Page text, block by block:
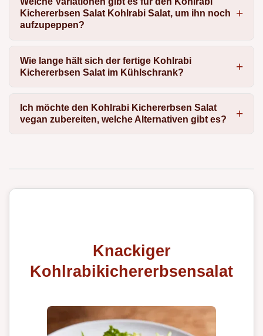
Kichererbsen Salat Kohlrabi Salat, um ihn noch
aufzupeppen?
Wie lange hält sich der fertige Kohlrabi
Kichererbsen Salat im Kühlschrank?
Ich möchte den Kohlrabi Kichererbsen Salat
vegan zubereiten, welche Alternativen gibt es?
Knackiger
Kohlrabikichererbsensalat